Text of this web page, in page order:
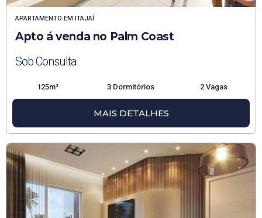
APARTAMENTO EM ITAJAÍ
Apto á venda no Palm Coast
Sob Consulta
125m² 3 Dormitórios 2 Vagas
MAIS DETALHES